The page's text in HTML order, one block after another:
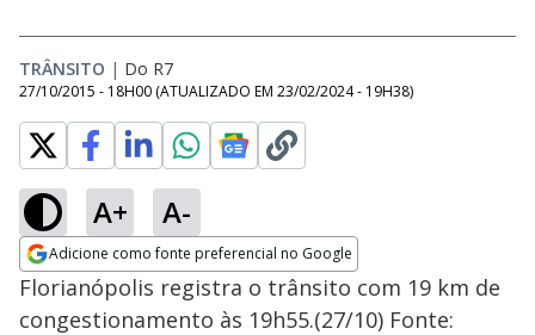
TRÂNSITO | Do R7
27/10/2015 - 18H00 (ATUALIZADO EM 23/02/2024 - 19H38)
A+ A-
Adicione como fonte preferencial no Google
Opens in new window
Florianópolis registra o trânsito com 19 km de
congestionamento às 19h55.(27/10) Fonte: